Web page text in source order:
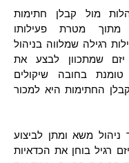
מול קבלן חתימות
מתוך מטרת פעילותו
רגילה שמלווה בניהול
שמתכוון לבצע את
בחובה שיקולים
החתימות היא למכור
משא ומתן לביצוע
פרויקט תמ"א 38 יזם רגיל בוחן את הכדאיות